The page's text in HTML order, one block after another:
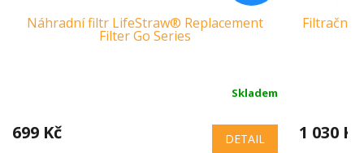
Náhradní filtr LifeStraw® Replacement
Filter Go Series
Skladem
699 Kč DETAIL
Filtrační
1 030 Kč